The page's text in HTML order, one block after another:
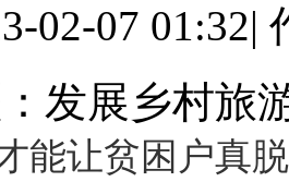
02-07 01:32|
发展乡村旅
能让贫困户真